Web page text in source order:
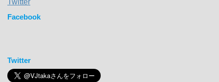
Twitter
Facebook
Twitter